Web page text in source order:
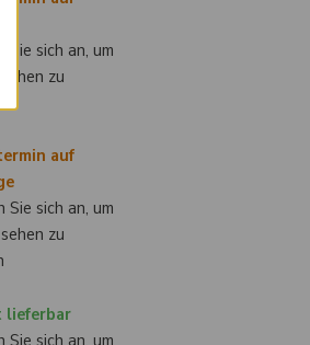
Sie sich an, um
sehen zu
auf
Sie sich an, um
zu
lieferbar